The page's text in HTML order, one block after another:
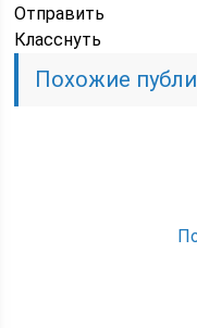
Отправить
Класснуть
Похожие